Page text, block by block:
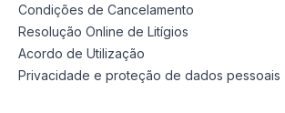
Condições de Cancelamento
Resolução Online de Litígios
Acordo de Utilização
Privacidade e proteção de dados pessoais